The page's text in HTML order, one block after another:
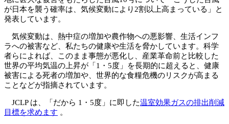
が日本を襲う確率は、気候変動により2割以上高まっている」と
発表しています。
気候変動は、熱中症の増加や農作物への悪影響、生活インフ
ラへの被害など、私たちの健康や生活を脅かしています。科学
者らによれば、このまま事態が悪化し、産業革命前と比較した
世界の平均気温の上昇が「1・5度」を長期的に超えると、健康
被害による死者の増加や、世界的な食糧危機のリスクが高まる
ことなどが指摘されています。
JCLP は、「だから 1・5度」に即した温室効果ガスの排出削減
目標を求めます 。